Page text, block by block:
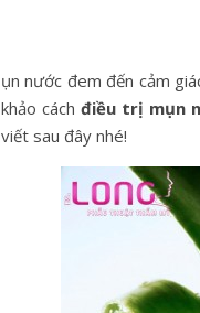
ụn nước đem đến cảm
khảo cách điều trị mụn
viết sau đây nhé!